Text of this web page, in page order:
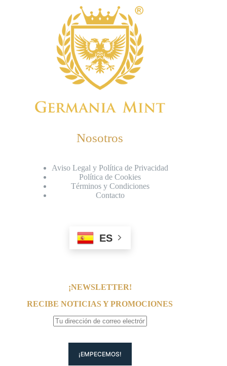
Nosotros
Aviso Legal y Política de Privacidad
Política de Cookies
Términos y Condiciones
Contacto
ES
¡NEWSLETTER!
RECIBE NOTICIAS Y PROMOCIONES